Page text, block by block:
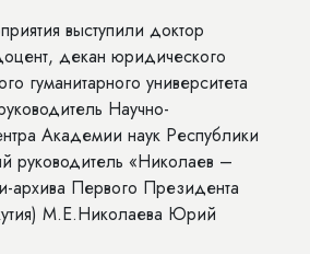
выступили доктор
декан юридического
гуманитарного университета
Научно-
Академии наук Республики
руководитель «Николаев –
архива Первого Президента
М.Е.Николаева Юрий